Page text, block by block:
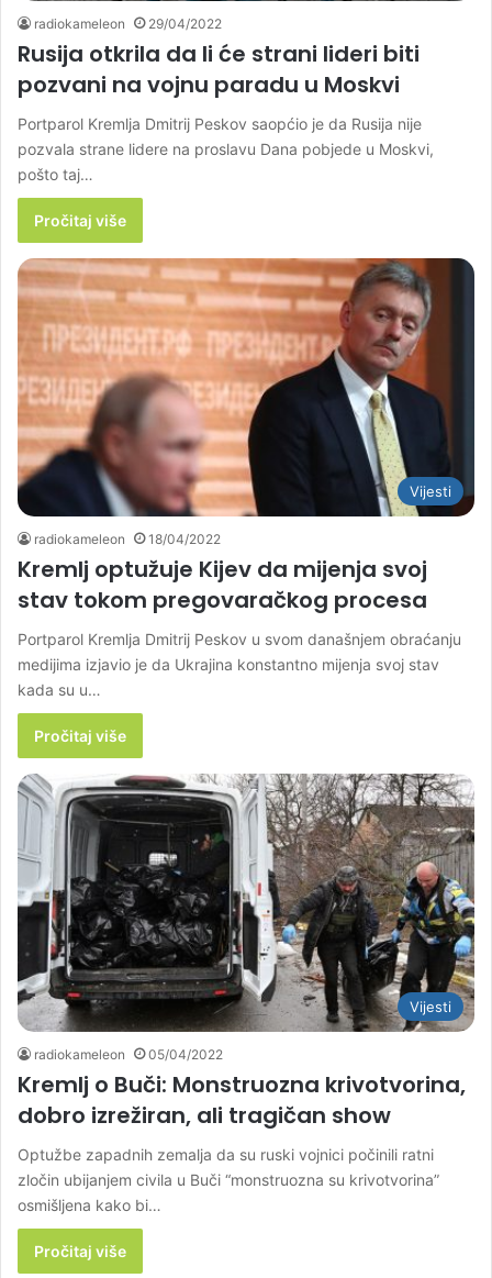
radiokameleon 29/04/2022
Rusija otkrila da li će strani lideri biti
pozvani na vojnu paradu u Moskvi
Portparol Kremlja Dmitrij Peskov saopćio je da Rusija nije
pozvala strane lidere na proslavu Dana pobjede u Moskvi,
pošto taj…
Pročitaj više
Vijesti
radiokameleon 18/04/2022
Kremlj optužuje Kijev da mijenja svoj
stav tokom pregovaračkog procesa
Portparol Kremlja Dmitrij Peskov u svom današnjem obraćanju
medijima izjavio je da Ukrajina konstantno mijenja svoj stav
kada su u…
Pročitaj više
Vijesti
radiokameleon 05/04/2022
Kremlj o Buči: Monstruozna krivotvorina,
dobro izrežiran, ali tragičan show
Optužbe zapadnih zemalja da su ruski vojnici počinili ratni
zločin ubijanjem civila u Buči “monstruozna su krivotvorina”
osmišljena kako bi…
Pročitaj više